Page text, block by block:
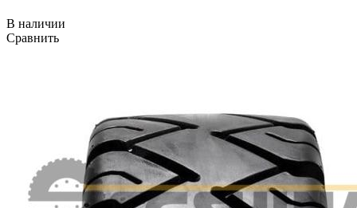
В наличии
Сравнить